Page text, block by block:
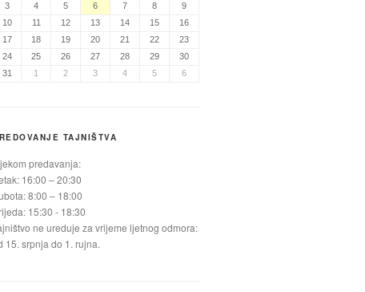
3
4 5 6 7 8
9
10
11 12 13 14 15
16
17
18 19 20 21 22
23
24
25 26 27 28 29
30
31
1 2 3 4 5 6
TAJNIŠTVA
predavanja:
16:00 – 20:30
8:00 – 18:00
15:30 - 18:30
ne ureduje za vrijeme ljetnog odmora:
15. srpnja do 1. rujna.